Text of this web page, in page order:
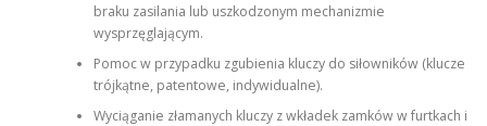
braku zasilania lub uszkodzonym mechanizmie
wysprzęglającym.
Pomoc w przypadku zgubienia kluczy do siłowników (klucze
trójkątne, patentowe, indywidualne).
Wyciąganie złamanych kluczy z wkładek zamków w furtkach i